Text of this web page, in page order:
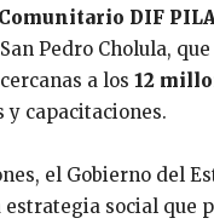
DIF
Pedro Cholula,
a los 12
y capacitaciones.
el Gobierno del
estrategia social que